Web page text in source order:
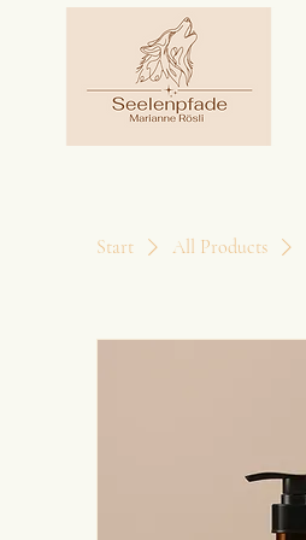
Start All Products